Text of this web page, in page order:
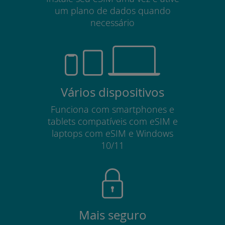
um plano de dados quando
necessário
Vários dispositivos
Funciona com smartphones e
tablets compatíveis com eSIM e
laptops com eSIM e Windows
10/11
Mais seguro